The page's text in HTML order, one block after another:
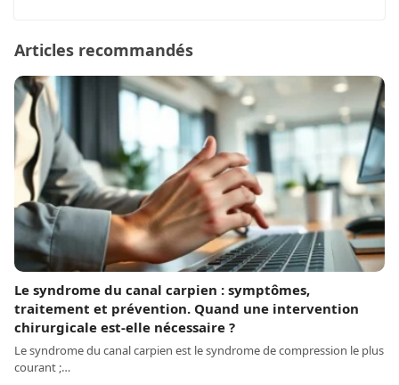
Articles recommandés
Le syndrome du canal carpien : symptômes,
traitement et prévention. Quand une intervention
chirurgicale est-elle nécessaire ?
Le syndrome du canal carpien est le syndrome de compression le plus
courant ;…